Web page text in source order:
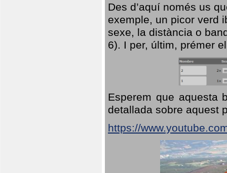
Des d’aquí només us
exemple, un picor verd
sexe, la distància o
6). I per, últim, prémer
Esperem que aquesta
detallada sobre aquest
https://